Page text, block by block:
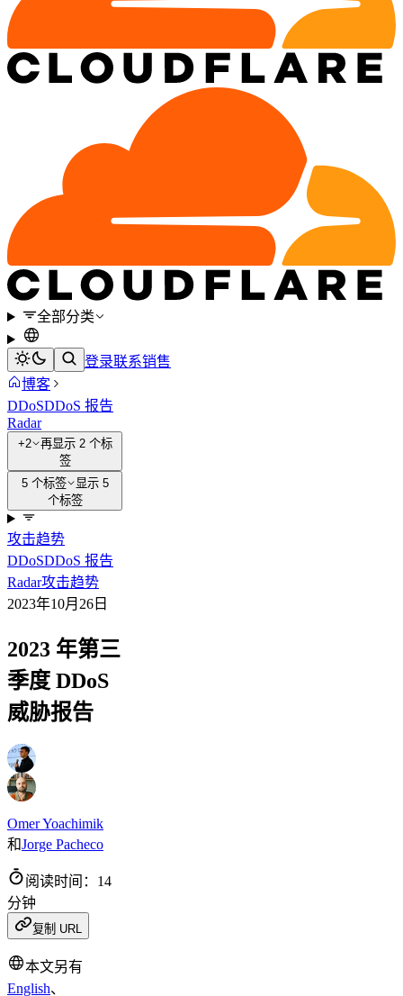
全部分类
登录联系销售
博客
DDoSDDoS 报告
Radar
+2
再显示 2 个标
签
5 个标签
显示 5
个标签
攻击趋势
DDoSDDoS 报告
Radar攻击趋势
2023年10月26日
2023 年第三
季度 DDoS
威胁报告
Omer Yoachimik
和Jorge Pacheco
阅读时间：14
分钟
复制 URL
本文另有
English、